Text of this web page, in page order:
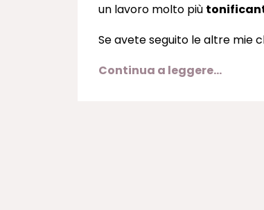
un lavoro molto più
Se avete seguito le altre mie
Continua a leggere...